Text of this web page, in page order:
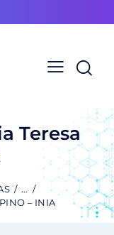
Teresa
...
– INIA